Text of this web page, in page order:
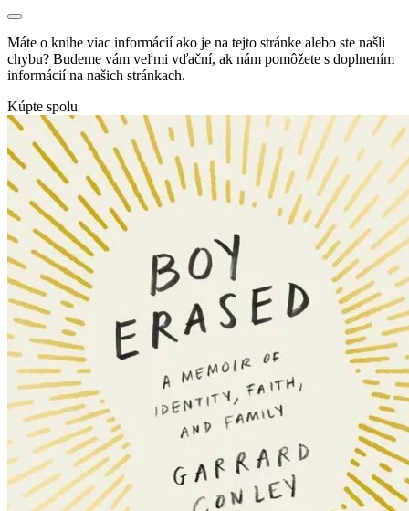
Máte o knihe viac informácií ako je na tejto stránke alebo ste našli
chybu? Budeme vám veľmi vďační, ak nám pomôžete s doplnením
informácií na našich stránkach.
Kúpte spolu